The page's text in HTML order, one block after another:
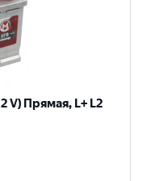
V) Прямая, L+ L2